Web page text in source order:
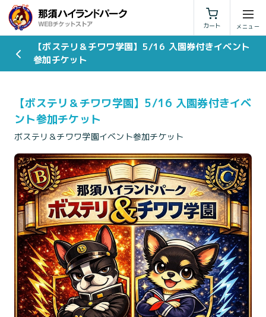
カート
利用規約 特定商取引法に基づく表示
【ボステリ＆チワワ学園】5/16 入園券付きイベント
参加チケット
【ボステリ＆チワワ学園】5/16 入園券付きイベ
ント参加チケット
ボステリ＆チワワ学園イベント参加チケット